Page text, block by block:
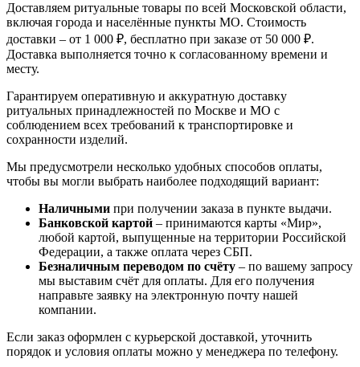
Доставляем ритуальные товары по всей Московской области,
включая города и населённые пункты МО. Стоимость
доставки – от 1 000 ₽, бесплатно при заказе от 50 000 ₽.
Доставка выполняется точно к согласованному времени и
месту.
Гарантируем оперативную и аккуратную доставку
ритуальных принадлежностей по Москве и МО с
соблюдением всех требований к транспортировке и
сохранности изделий.
Мы предусмотрели несколько удобных способов оплаты,
чтобы вы могли выбрать наиболее подходящий вариант:
Наличными при получении заказа в пункте выдачи.
Банковской картой – принимаются карты «Мир»,
любой картой, выпущенные на территории Российской
Федерации, а также оплата через СБП.
Безналичным переводом по счёту – по вашему запросу
мы выставим счёт для оплаты. Для его получения
направьте заявку на электронную почту нашей
компании.
Если заказ оформлен с курьерской доставкой, уточнить
порядок и условия оплаты можно у менеджера по телефону.